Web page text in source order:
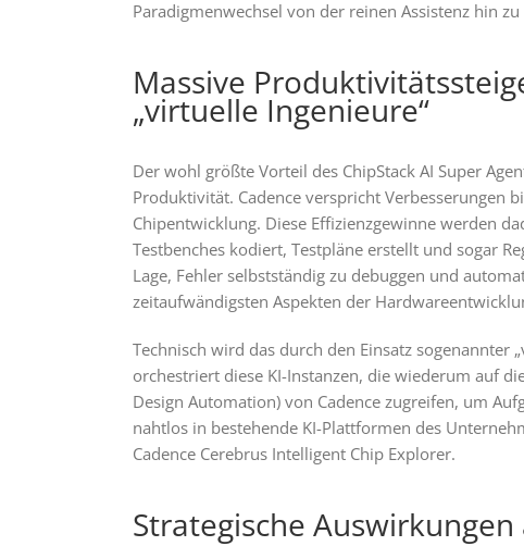
Paradigmenwechsel von der reinen Assistenz hin
Massive
„virtuelle Ingenieure“
Der wohl größte Vorteil des ChipStack AI Super
Produktivität. Cadence verspricht Verbesserungen
Chipentwicklung. Diese Effizienzgewinne werden
Testbenches kodiert, Testpläne erstellt und sogar
Lage, Fehler selbstständig zu debuggen und
zeitaufwändigsten Aspekten der
Technisch wird das durch den Einsatz sogenannter
orchestriert diese KI-Instanzen, die wiederum auf
Design Automation) von Cadence zugreifen, um
nahtlos in bestehende KI-Plattformen des
Cadence Cerebrus Intelligent Chip Explorer.
Strategische